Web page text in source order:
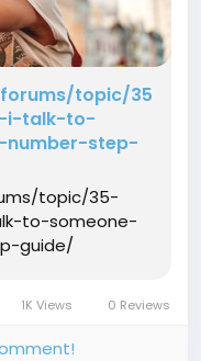
topic/35
i-talk-to-
number-step-
topic/35-
to-someone-
guide/
1K Views 0 Reviews